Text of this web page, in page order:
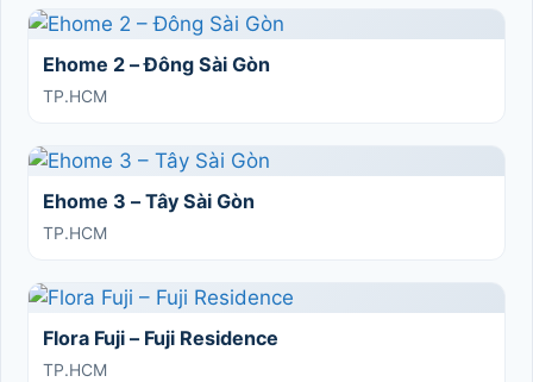
Ehome 2 – Đông Sài Gòn
TP.HCM
Ehome 3 – Tây Sài Gòn
TP.HCM
Flora Fuji – Fuji Residence
TP.HCM